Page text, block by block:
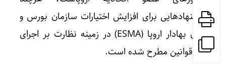
پیشنهادهایی برای افزایش اختیارات سازمان بورس و
اوراق بهادار اروپا (ESMA) در زمینه نظارت بر اجرای
این قوانین مطرح شده است.